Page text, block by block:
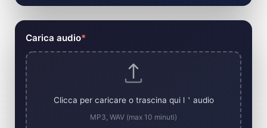
Carica audio*
Clicca per caricare o trascina qui l＇audio
MP3, WAV (max 10 minuti)